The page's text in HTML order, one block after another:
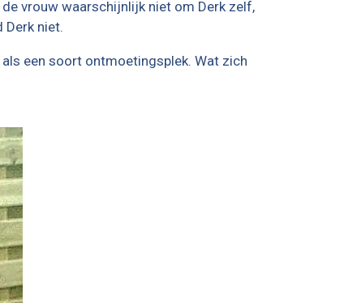
vrouw waarschijnlijk niet om Derk zelf,
niet.
een soort ontmoetingsplek. Wat zich